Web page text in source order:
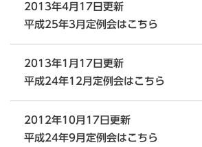
2013年4月17日更新
平成25年3月定例会はこちら
2013年1月17日更新
平成24年12月定例会はこちら
2012年10月17日更新
平成24年9月定例会はこちら